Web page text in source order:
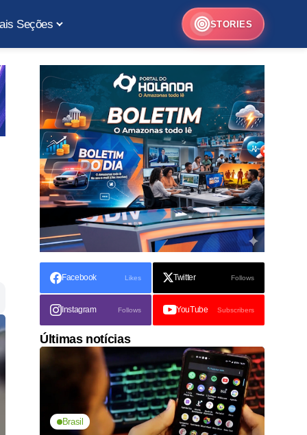
Seções STORIES
Facebook Likes Twitter Follows
Instagram Follows YouTube Subscribers
Últimas notícias
Brasil